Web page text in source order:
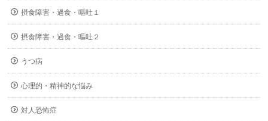
摂食障害・過食・嘔吐１
摂食障害・過食・嘔吐２
うつ病
心理的・精神的な悩み
対人恐怖症